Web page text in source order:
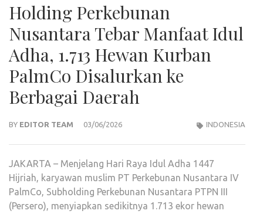
Holding Perkebunan
Nusantara Tebar Manfaat Idul
Adha, 1.713 Hewan Kurban
PalmCo Disalurkan ke
Berbagai Daerah
BY EDITOR TEAM 03/06/2026 INDONESIA
JAKARTA – Menjelang Hari Raya Idul Adha 1447
Hijriah, karyawan muslim PT Perkebunan Nusantara IV
PalmCo, Subholding Perkebunan Nusantara PTPN III
(Persero), menyiapkan sedikitnya 1.713 ekor hewan